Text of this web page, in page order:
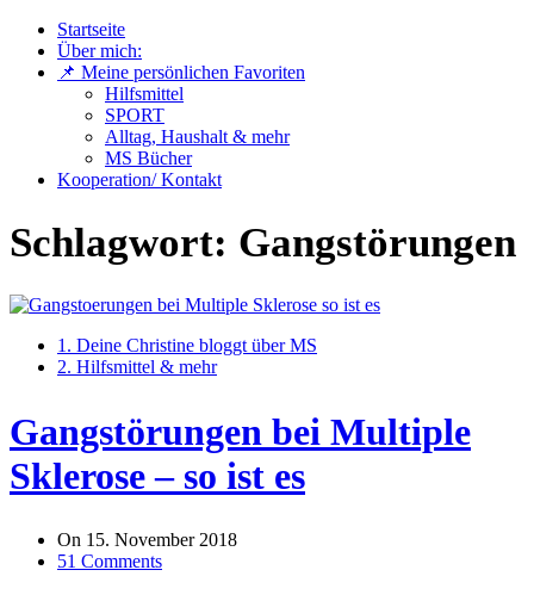
Startseite
Über mich:
📌 Meine persönlichen Favoriten
Hilfsmittel
SPORT
Alltag, Haushalt & mehr
MS Bücher
Kooperation/ Kontakt
Schlagwort: Gangstörungen
1. Deine Christine bloggt über MS
2. Hilfsmittel & mehr
Gangstörungen bei Multiple
Sklerose – so ist es
On 15. November 2018
51 Comments